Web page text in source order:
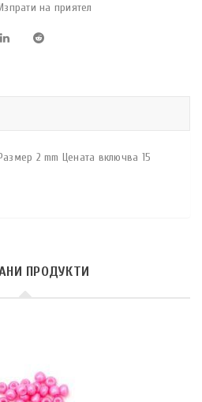
на приятел
2 mm Цената включва 15
ПРОДУКТИ